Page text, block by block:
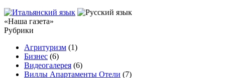
«Наша газета»
Рубрики
Агритуризм (1)
Бизнес (6)
Видеогалерея (6)
Виллы Апартаменты Отели (7)